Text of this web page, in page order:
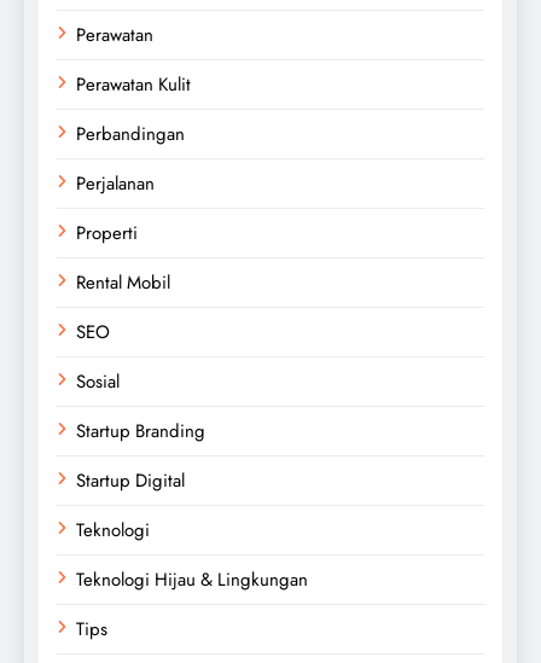
Perawatan
Perawatan Kulit
Perbandingan
Perjalanan
Properti
Rental Mobil
SEO
Sosial
Startup Branding
Startup Digital
Teknologi
Teknologi Hijau & Lingkungan
Tips